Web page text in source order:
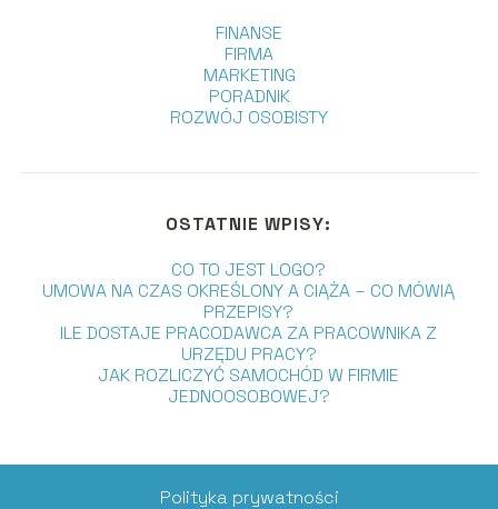
FINANSE
FIRMA
MARKETING
PORADNIK
ROZWÓJ OSOBISTY
OSTATNIE WPISY:
CO TO JEST LOGO?
UMOWA NA CZAS OKREŚLONY A CIĄŻA – CO MÓWIĄ
PRZEPISY?
ILE DOSTAJE PRACODAWCA ZA PRACOWNIKA Z
URZĘDU PRACY?
JAK ROZLICZYĆ SAMOCHÓD W FIRMIE
JEDNOOSOBOWEJ?
Polityka prywatności